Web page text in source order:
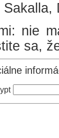
Sakalla,
nie
sa,